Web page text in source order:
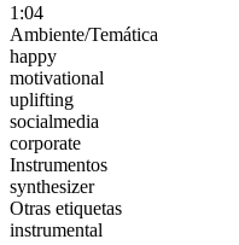
1:04
Ambiente/Temática
happy
motivational
uplifting
socialmedia
corporate
Instrumentos
synthesizer
Otras etiquetas
instrumental